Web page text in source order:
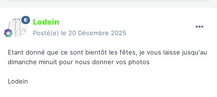
Lodein
Posté(e) le 20 Décembre 2025
Etant donné que ce sont bientôt les fêtes, je vous laisse jusqu'au
dimanche minuit pour nous donner vos photos
Lodein